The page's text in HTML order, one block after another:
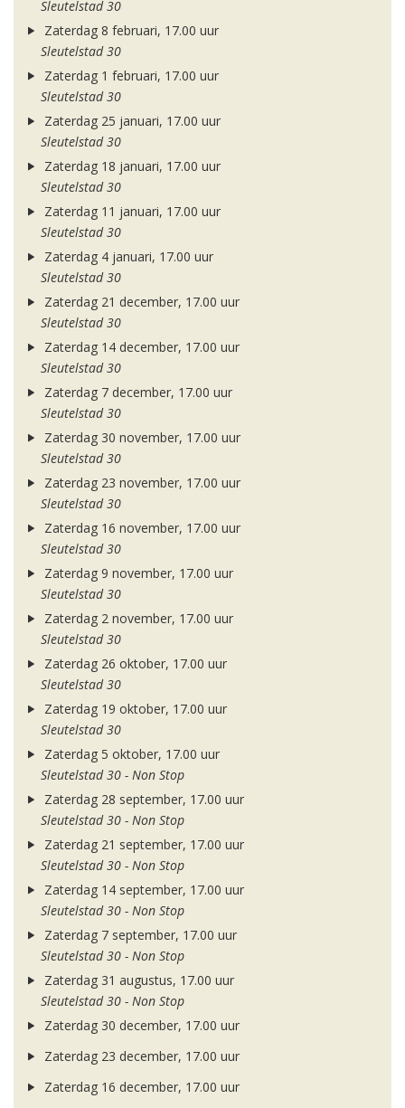
Sleutelstad 30
Zaterdag 8 februari, 17.00 uur
Sleutelstad 30
Zaterdag 1 februari, 17.00 uur
Sleutelstad 30
Zaterdag 25 januari, 17.00 uur
Sleutelstad 30
Zaterdag 18 januari, 17.00 uur
Sleutelstad 30
Zaterdag 11 januari, 17.00 uur
Sleutelstad 30
Zaterdag 4 januari, 17.00 uur
Sleutelstad 30
Zaterdag 21 december, 17.00 uur
Sleutelstad 30
Zaterdag 14 december, 17.00 uur
Sleutelstad 30
Zaterdag 7 december, 17.00 uur
Sleutelstad 30
Zaterdag 30 november, 17.00 uur
Sleutelstad 30
Zaterdag 23 november, 17.00 uur
Sleutelstad 30
Zaterdag 16 november, 17.00 uur
Sleutelstad 30
Zaterdag 9 november, 17.00 uur
Sleutelstad 30
Zaterdag 2 november, 17.00 uur
Sleutelstad 30
Zaterdag 26 oktober, 17.00 uur
Sleutelstad 30
Zaterdag 19 oktober, 17.00 uur
Sleutelstad 30
Zaterdag 5 oktober, 17.00 uur
Sleutelstad 30 - Non Stop
Zaterdag 28 september, 17.00 uur
Sleutelstad 30 - Non Stop
Zaterdag 21 september, 17.00 uur
Sleutelstad 30 - Non Stop
Zaterdag 14 september, 17.00 uur
Sleutelstad 30 - Non Stop
Zaterdag 7 september, 17.00 uur
Sleutelstad 30 - Non Stop
Zaterdag 31 augustus, 17.00 uur
Sleutelstad 30 - Non Stop
Zaterdag 30 december, 17.00 uur
Zaterdag 23 december, 17.00 uur
Zaterdag 16 december, 17.00 uur